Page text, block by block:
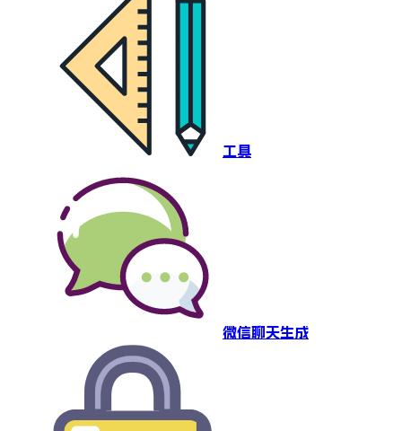
工具
微信聊天生成